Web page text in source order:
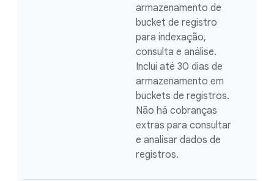
armazenamento de
bucket de registro
para indexação,
consulta e análise.
Inclui até 30 dias de
armazenamento em
buckets de registros.
Não há cobranças
extras para consultar
e analisar dados de
registros.